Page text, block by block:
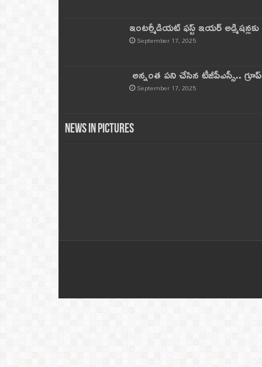
ఇంటర్మీడియట్ ఫస్ట్‌ ఇయర్‌
September 17, 2025
అన్నంత పని చేసిన టీజీపీఎస్సీ..
September 17, 2025
News in Pictures